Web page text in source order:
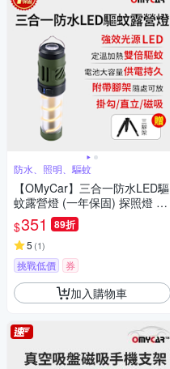
防水、照明、驅蚊
【OMyCar】三合一防水LED驅
蚊露營燈 (一年保固) 探照燈 照
明燈 工作燈 營燈 燈具 照明設
備
$351 89折
5 (1)
挑戰低價 券
加入購物車